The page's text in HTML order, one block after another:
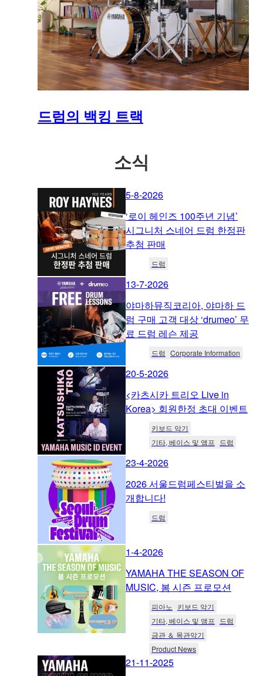
드럼의 백킹 트랙
소식
5-8-2026
‘로이 헤인즈 100주년 기념’
시그니처 스네어 드럼 한정판
추첨 판매
드럼
13-7-2026
야마하뮤직코리아, 야마하 드
럼 구매 고객 대상 ‘drumeo’ 무
료 드럼 레슨 제공
드럼 Corporate Information
20-5-2026
<카츠시카 트리오 Live in
Korea> 회원한정 초대 이벤트
키보드 악기
기타, 베이스 및 앰프 드럼
23-4-2026
2026 서울드럼페스티벌을 소
개합니다!
드럼
1-4-2026
YAMAHA THE SEASON OF
MUSIC, 봄 시즌 프로모션
피아노 키보드 악기
기타, 베이스 및 앰프 드럼
금관 ＆ 목관악기
Product News
21-11-2025